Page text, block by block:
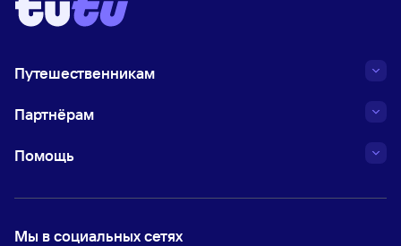
Путешественникам
Партнёрам
Помощь
Мы в социальных сетях